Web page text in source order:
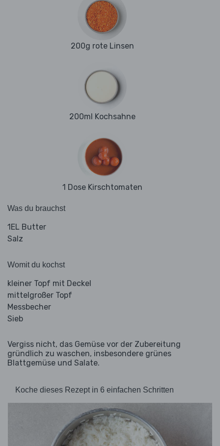
200g rote Linsen
200ml Kochsahne
1 Dose Kirschtomaten
Was du brauchst
1EL Butter
Salz
Womit du kochst
kleiner Topf mit Deckel
mittelgroßer Topf
Messbecher
Sieb
Vergiss nicht, das Gemüse vor der Zubereitung
gründlich zu waschen, insbesondere grünes
Blattgemüse und Salate.
Koche dieses Rezept in 6 einfachen Schritten